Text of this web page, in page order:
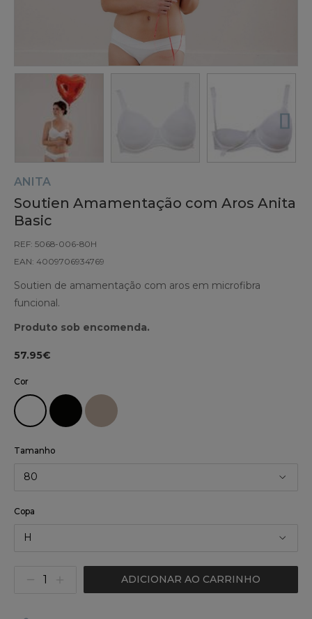
ANITA
Soutien Amamentação com Aros Anita
Basic
REF: 5068-006-80H
EAN: 4009706934769
Soutien de amamentação com aros em microfibra
funcional.
Produto sob encomenda.
57.95€
Cor
Tamanho
80
Copa
H
ADICIONAR AO CARRINHO